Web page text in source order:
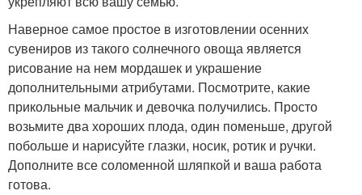
Наверное самое простое в изготовлении осенних
сувениров из такого солнечного овоща является
рисование на нем мордашек и украшение
дополнительными атрибутами. Посмотрите, какие
прикольные мальчик и девочка получились. Просто
возьмите два хороших плода, один поменьше, другой
побольше и нарисуйте глазки, носик, ротик и ручки.
Дополните все соломенной шляпкой и ваша работа
готова.